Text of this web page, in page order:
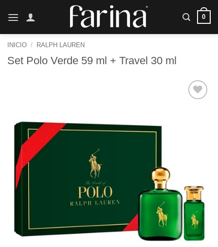
0
INICIO / RALPH LAUREN
Set Polo Verde 59 ml + Travel 30 ml